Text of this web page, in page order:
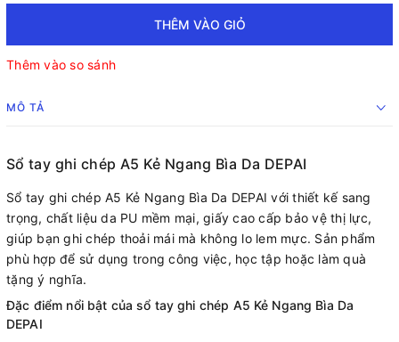
THÊM VÀO GIỎ
Thêm vào so sánh
MÔ TẢ
Sổ tay ghi chép A5 Kẻ Ngang Bìa Da DEPAI
Sổ tay ghi chép A5 Kẻ Ngang Bìa Da DEPAI với thiết kế sang
trọng, chất liệu da PU mềm mại, giấy cao cấp bảo vệ thị lực,
giúp bạn ghi chép thoải mái mà không lo lem mực. Sản phẩm
phù hợp để sử dụng trong công việc, học tập hoặc làm quà
tặng ý nghĩa.
Đặc điểm nổi bật của sổ tay ghi chép A5 Kẻ Ngang Bìa Da
DEPAI